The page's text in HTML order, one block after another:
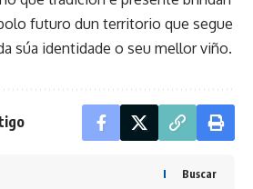
futuro dun territorio que segue
súa identidade o seu mellor viño.
Buscar